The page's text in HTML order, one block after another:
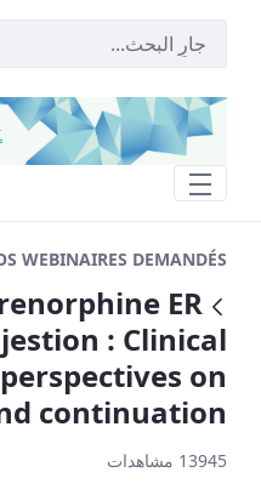
WEBINAIRES DEMANDÉS
عودة
ER
: Clinical
on
continuation
13945 مشاهدات